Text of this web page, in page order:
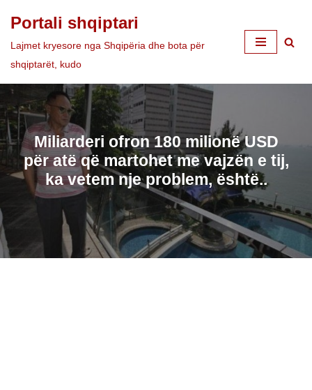
Skip
to
Portali shqiptari
Lajmet kryesore nga Shqipëria dhe bota për
shqiptarët, kudo
Miliarderi ofron 180 milionë USD
për atë që martohet me vajzën e tij,
ka vetem nje problem, është..